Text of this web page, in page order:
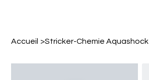
Accueil >Stricker-Chemie Aquashock